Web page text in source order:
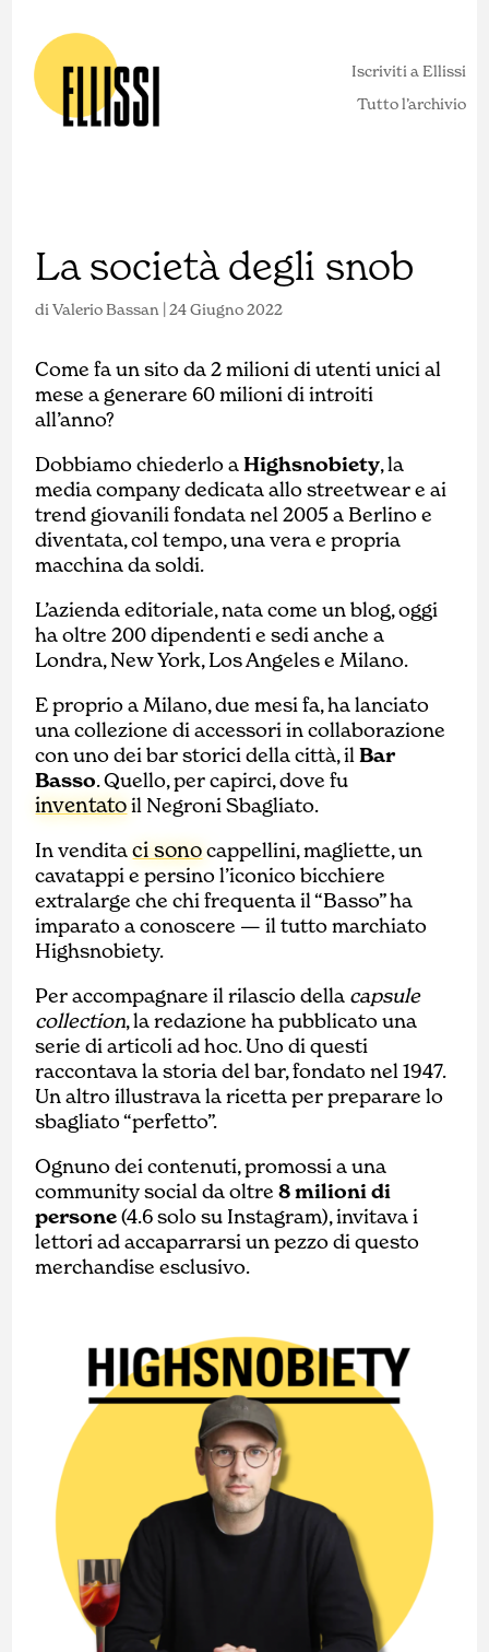
Iscriviti a Ellissi
Tutto l’archivio
La società degli snob
diValerio Bassan |24 Giugno 2022
Come fa un sito da 2 milioni di utenti unici al
mese a generare 60 milioni di introiti
all’anno?
Dobbiamo chiederlo aHighsnobiety, la
media company dedicata allo streetwear e ai
trend giovanili fondata nel 2005 a Berlino e
diventata, col tempo, una vera e propria
macchina da soldi.
L’azienda editoriale, nata come un blog, oggi
ha oltre 200 dipendenti e sedi anche a
Londra, New York, Los Angeles e Milano.
E proprio a Milano, due mesi fa, ha lanciato
una collezione di accessori in collaborazione
con uno dei bar storici della città, ilBar
Basso. Quello, per capirci, dove fu
inventatoil Negroni Sbagliato.
In venditaci sonocappellini, magliette, un
cavatappi e persino l’iconico bicchiere
extralarge che chi frequenta il “Basso” ha
imparato a conoscere — il tutto marchiato
Highsnobiety.
Per accompagnare il rilascio della capsule
collection, la redazione ha pubblicato una
serie di articoli ad hoc. Uno di questi
raccontava la storia del bar, fondato nel 1947.
Un altro illustrava la ricetta per preparare lo
sbagliato “perfetto”.
Ognuno dei contenuti, promossi a una
community social da oltre8 milioni di
persone(4.6 solo su Instagram), invitava i
lettori ad accaparrarsi un pezzo di questo
merchandise esclusivo.